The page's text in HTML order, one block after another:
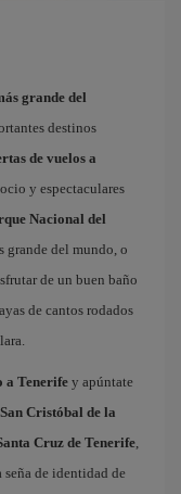
grande del
destinos
de vuelos a
y espectaculares
Nacional del
grande del mundo, o
de un buen baño
de cantos rodados
a Tenerife y apúntate
Cristóbal de la
Cruz de Tenerife,
de identidad de